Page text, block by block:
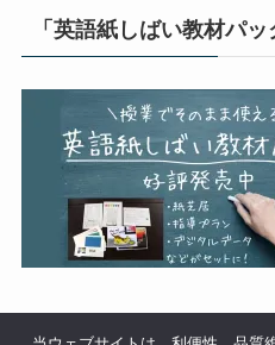
「英語紙しばい教材パ